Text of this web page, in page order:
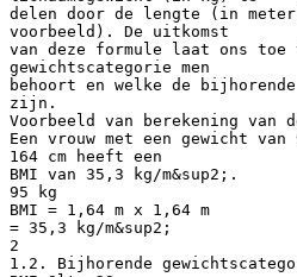
delen door de lengte (in
voorbeeld). De uitkomst
van deze formule laat ons toe
gewichtscategorie men
behoort en welke de
zijn.
Voorbeeld van berekening van
Een vrouw met een gewicht
164 cm heeft een
BMI van 35,3 kg/m&sup2;.
95 kg
BMI = 1,64 m x 1,64 m
= 35,3 kg/m&sup2;
2
1.2. Bijhorende